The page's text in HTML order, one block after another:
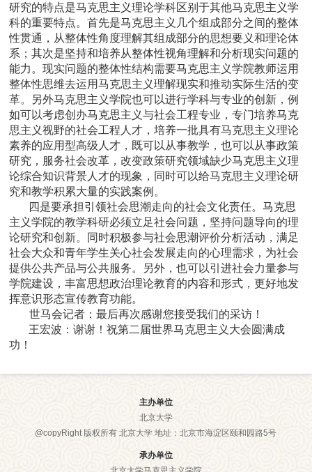
研究的特点是马克思主义理论学科区别于其他马克思主义学
科的重要特点。首先是马克思主义几个组成部分之间的整体
性贯通，从整体性角度理解其组成部分的思想要义和理论体
系；其次是坚持和培养从整体性视角理解和分析现实问题的
能力。现实问题的整体性结构需要马克思主义学院教师运用
整体性思维去运用马克思主义理解现实和推动实际生活的变
革。另外马克思主义学院也可以进行学科与专业的创新，例
如可以考虑创办马克思主义与社会工程专业，专门培养马克
思主义视野的社会工程人才，培养一批具有马克思主义理论
素养的应用型高级人才，既可以从事教学，也可以从事政策
研究，服务社会改革，改变政策研究领域缺少马克思主义理
论综合知识背景人才的现象，同时可以给马克思主义理论研
究和教学积累大量的实践案例。
四是要承担引领社会思潮走向的社会文化责任。马克思
主义学院的教学科研必须立足社会问题，坚持问题导向的理
论研究和创新。同时积极参与社会思潮评价分析活动，满足
社会大众和青年学生关心社会发展走向的心理需求，为社会
提供公共产品与公共服务。另外，也可以引进社会力量参与
学院建设，丰富思想政治理论教育的内容和形式，更好地发
挥意识形态宣传教育功能。
世马会记者： 最后再次感谢您接受我们的采访！
王宏波：谢谢！祝第二届世界马克思主义大会圆满成
功！
主办单位
北京大学
@copyRight 版权所有 北京大学 地址：北京市海淀区颐和园路5号
承办单位